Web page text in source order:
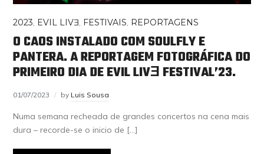
2023 EVIL LIVƎ FESTIVAIS REPORTAGENS
O CAOS INSTALADO COM SOULFLY E
PANTERA. A REPORTAGEM FOTOGRÁFICA DO
PRIMEIRO DIA DE EVIL LIVƎ FESTIVAL’23.
01/07/2023 by Luis Sousa
Numa semana recheada de grandes concertos na cena mais
dura – recorde-se o inicio de […]